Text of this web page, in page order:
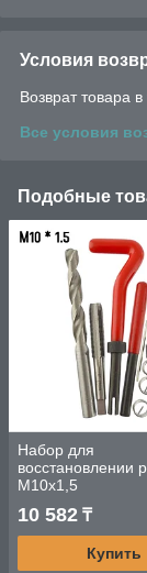
Условия
Возврат товара
Все условия
Подобные
Набор для
восстановлении
М10х1,5
10 582 ₸
Купить